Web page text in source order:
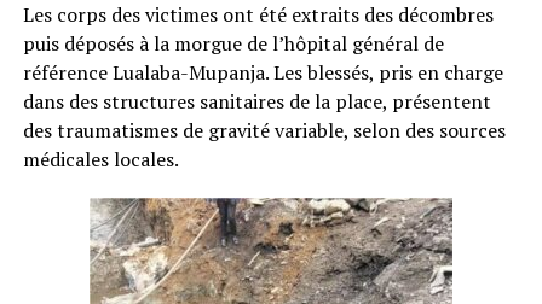
Les corps des victimes ont été extraits des décombres
puis déposés à la morgue de l’hôpital général de
référence Lualaba-Mupanja. Les blessés, pris en charge
dans des structures sanitaires de la place, présentent
des traumatismes de gravité variable, selon des sources
médicales locales.